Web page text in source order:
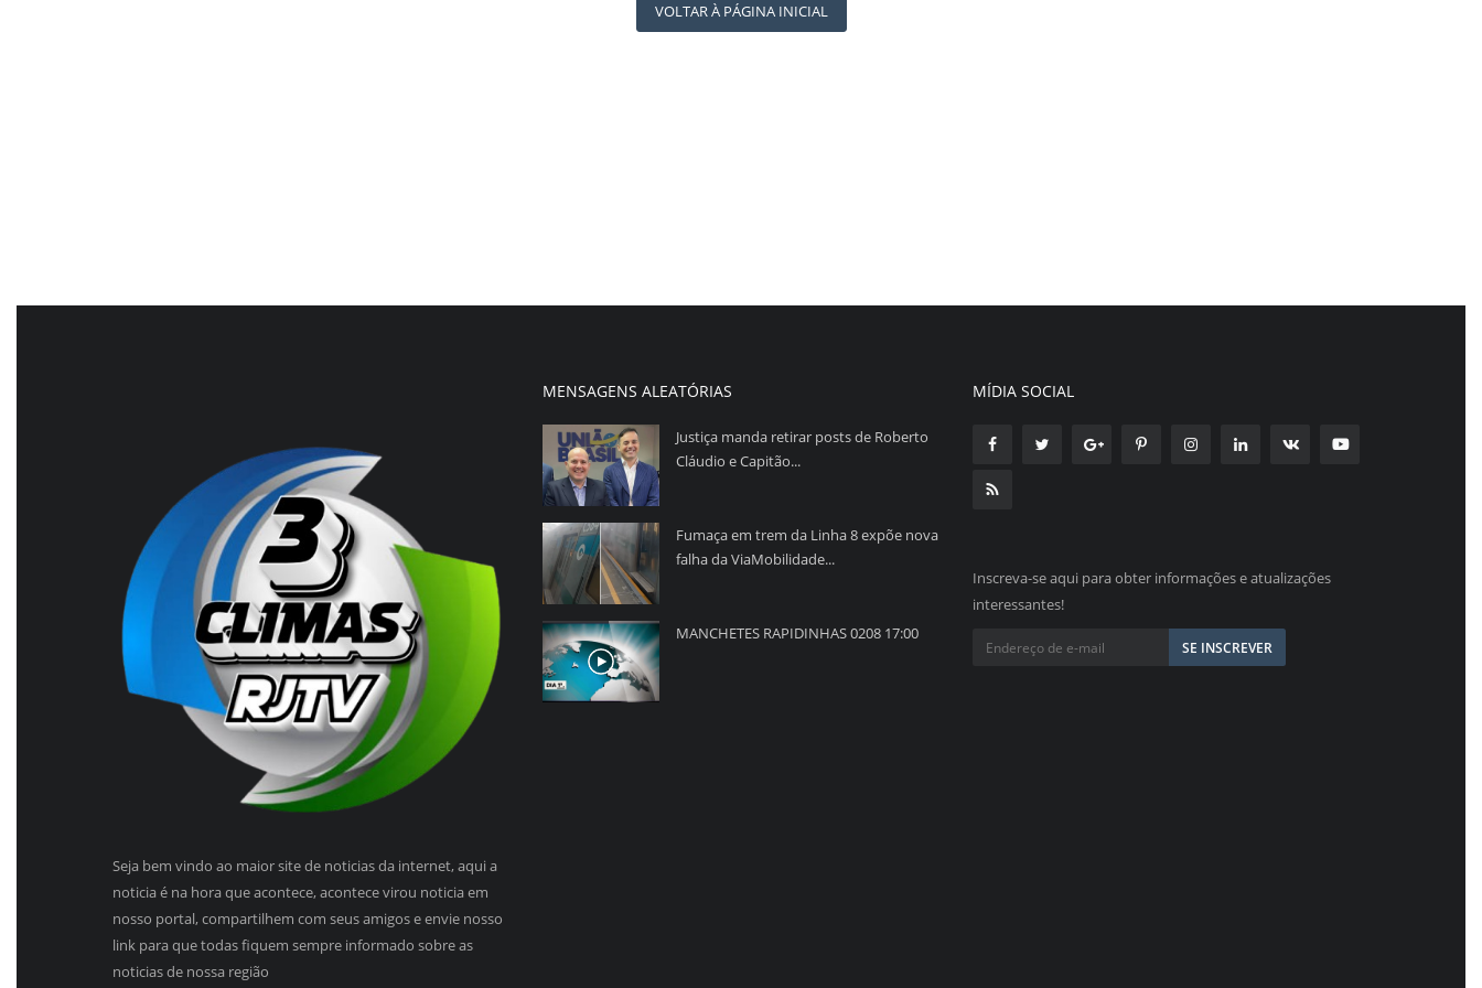
VOLTAR À PÁGINA INICIAL
Seja bem vindo ao maior site de noticias da internet, aqui a
noticia é na hora que acontece, acontece virou noticia em
nosso portal, compartilhem com seus amigos e envie nosso
link para que todas fiquem sempre informado sobre as
noticias de nossa região
MENSAGENS ALEATÓRIAS
Justiça manda retirar posts de Roberto
Cláudio e Capitão...
Fumaça em trem da Linha 8 expõe nova
falha da ViaMobilidade...
MANCHETES RAPIDINHAS 0208 17:00
MÍDIA SOCIAL
Inscreva-se aqui para obter informações e atualizações
interessantes!